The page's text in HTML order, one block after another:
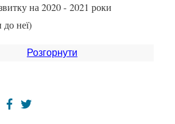
на 2020 - 2021 роки
неї)
Розгорнути